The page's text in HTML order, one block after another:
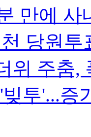
만에 사
당원투
위 주춤,
투'...증